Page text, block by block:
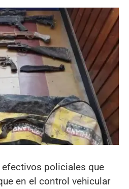
efectivos policiales que
en el control vehicular